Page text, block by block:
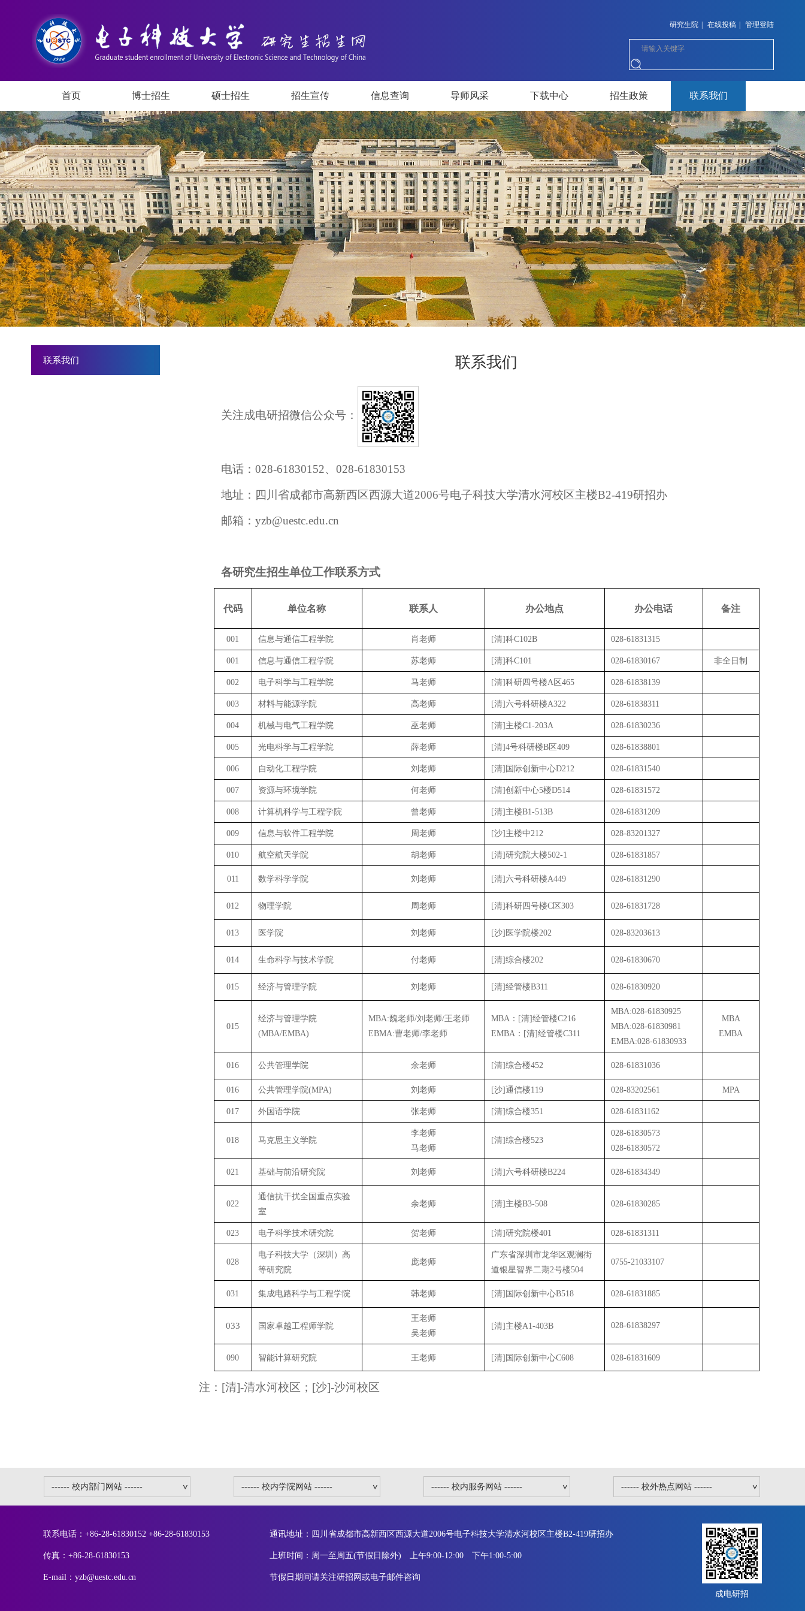
研究生院 在线投稿 管理登陆
首页 博士招生 硕士招生 招生宣传 信息查询 导师风采 下载中心 招生政策 联系我们
联系我们 联系我们
关注成电研招微信公众号：
电话：028-61830152、028-61830153
地址：四川省成都市高新西区西源大道2006号电子科技大学清水河校区主楼B2-419研招办
邮箱：yzb@uestc.edu.cn
各研究生招生单位工作联系方式
代码 单位名称 联系人 办公地点 办公电话 备注
001 信息与通信工程学院 肖老师 [清]科C102B 028-61831315
001 信息与通信工程学院 苏老师 [清]科C101 028-61830167 非全 日制
002 电子科学与工程学院 马老师 [清]科研四号楼A区465 028-61838139
003 材料与能源学院 高老师 [清]六号科研楼A322 028-61838311
004 机械与电气工程学院 巫老师 [清]主楼C1-203A 028-61830236
005 光电科学与工程学院 薛老师 [清]4号科研楼B区409 028-61838801
006 自动化工程学院 刘老师 [清]国际创新中心D212 028-61831540
007 资源与环境学院 何老师 [清]创新中心5楼D514 028-61831572
008 计算机科学与工程学院 曾老师 [清]主楼B1-513B 028-61831209
009 信息与软件工程学院 周老师 [沙]主楼中212 028-83201327
010 航空航天学院 胡老师 [清]研究院大楼502-1 028-61831857
011 数学科学学院 刘老师 [清]六号科研楼A449 028-61831290
012 物理学院 周老师 [清]科研四号楼C区303 028-61831728
013 医学院 刘老师 [沙]医学院楼202 028-83203613
014 生命科学与技术学院 付老师 [清]综合楼202 028-61830670
015 经济与管理学院 刘老师 [清]经管楼B311 028-61830920
015
经济与管理学院
(MBA/EMBA)
MBA:魏老师/刘老师/王老师
EBMA:曹老师/李老师
MBA：[清]经管楼C216
EMBA：[清]经管楼C311
MBA:028-61830925
MBA:028-61830981
EMBA:028-61830933
MBA
EMBA
016 公共管理学院 余老师 [清]综合楼452 028-61831036
016 公共管理学院(MPA) 刘老师 [沙]通信楼119 028-83202561 MPA
017 外国语学院 张老师 [清]综合楼351 028-61831162
018 马克思主义学院
李老师
马老师
[清]综合楼523
028-61830573
028-61830572
021 基础与前沿研究院 刘老师 [清]六号科研楼B224 028-61834349
022
通信抗干扰全国重点实验
室
余老师 [清]主楼B3-508 028-61830285
023 电子科学技术研究院 贺老师 [清]研究院楼401 028-61831311
028
电子科技大学（深圳）高
等研究院
庞老师
广东省深圳市龙华区观澜街
道银星智界二期2号楼504
0755-21033107
031 集成电路科学与工程学院 韩老师 [清]国际创新中心B518 028-61831885
033 国家卓越工程师学院
王老师
吴老师
[清]主楼A1-403B 028-61838297
090 智能计算研究院 王老师 [清]国际创新中心C608 028-61831609
注：[清]-清水河校区；[沙]-沙河校区
联系电话：+86-28-61830152 +86-28-61830153
传真：+86-28-61830153
E-mail：yzb@uestc.edu.cn
通讯地址：四川省成都市高新西区西源大道2006号电子科技大学清水河校区主楼B2-419研招办
上班时间：周一至周五(节假日除外) 上午9:00-12:00 下午1:00-5:00
节假日期间请关注研招网或电子邮件咨询
成电研招